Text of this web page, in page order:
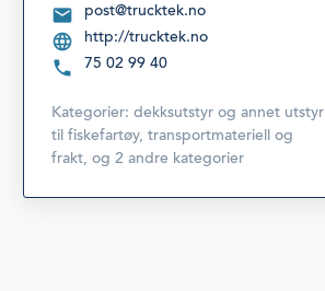
post@trucktek.no
http://trucktek.no
75 02 99 40
Kategorier: dekksutstyr og annet utstyr
til fiskefartøy, transportmateriell og
frakt, og 2 andre kategorier